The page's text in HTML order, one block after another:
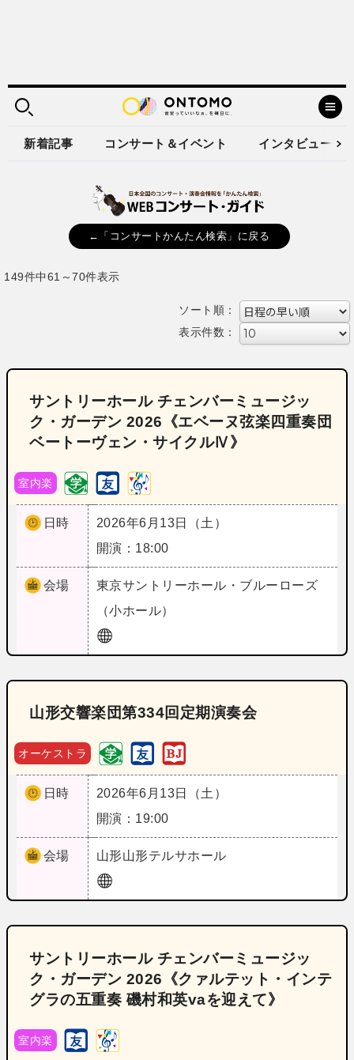
新着記事 コンサート＆イベント インタビュー
←「コンサートかんたん検索」に戻る
149件中61～70件表示
ソート順：
表示件数：
サントリーホール チェンバーミュージッ
ク・ガーデン 2026《エベーヌ弦楽四重奏団
ベートーヴェン・サイクルⅣ》
室内楽
日時
2026年6月13日（土）
開演：18:00
会場 東京サントリーホール・ブルーローズ
（小ホール）
山形交響楽団第334回定期演奏会
オーケストラ
日時
2026年6月13日（土）
開演：19:00
会場 山形山形テルサホール
サントリーホール チェンバーミュージッ
ク・ガーデン 2026《クァルテット・インテ
グラの五重奏 磯村和英vaを迎えて》
室内楽